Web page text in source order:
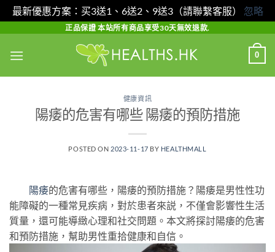
最新優惠方案：买3送1、6送2、9送3（請聯繫客服） 忽略
content
正品保證 本站所有商品享受30天無效退款.
0
健康資訊
陽痿的危害有哪些 陽痿的預防措施
POSTED ON 2023-11-17 BY HEALTHMALL
陽痿的危害有哪些，陽痿的預防措施？陽痿是男性性功
能障礙的一種常見疾病，對於患者來説，不僅會影響性生活
質量，還可能導緻心理和社交問題。本文將探討陽痿的危害
和預防措施，幫助男性重拾健康和自信。